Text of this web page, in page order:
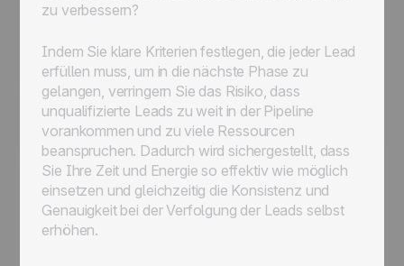
zu verbessern?
Indem Sie klare Kriterien festlegen, die jeder Lead
erfüllen muss, um in die nächste Phase zu
gelangen, verringern Sie das Risiko, dass
unqualifizierte Leads zu weit in der Pipeline
vorankommen und zu viele Ressourcen
beanspruchen. Dadurch wird sichergestellt, dass
Sie Ihre Zeit und Energie so effektiv wie möglich
einsetzen und gleichzeitig die Konsistenz und
Genauigkeit bei der Verfolgung der Leads selbst
erhöhen.